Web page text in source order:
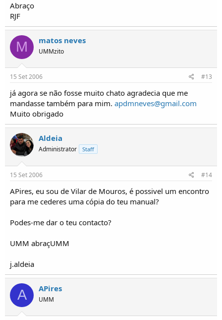
Abraço
RJF
M matos neves
UMMzito
15 Set 2006 #13
já agora se não fosse muito chato agradecia que me
mandasse também para mim. apdmneves@gmail.com
Muito obrigado
Aldeia
Administrator Staff
15 Set 2006 #14
APires, eu sou de Vilar de Mouros, é possivel um encontro
para me cederes uma cópia do teu manual?
Podes-me dar o teu contacto?
UMM abraçUMM
j.aldeia
A APires
UMM